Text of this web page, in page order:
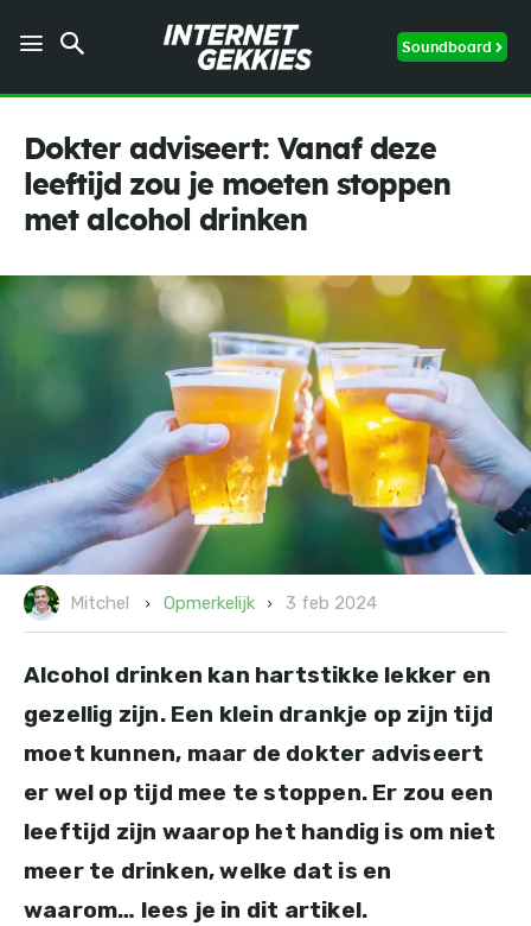
Soundboard
Dokter adviseert: Vanaf deze
leeftijd zou je moeten stoppen
met alcohol drinken
Mitchel Opmerkelijk 3 feb 2024
Alcohol drinken kan hartstikke lekker en
gezellig zijn. Een klein drankje op zijn tijd
moet kunnen, maar de dokter adviseert
er wel op tijd mee te stoppen. Er zou een
leeftijd zijn waarop het handig is om niet
meer te drinken, welke dat is en
waarom… lees je in dit artikel.